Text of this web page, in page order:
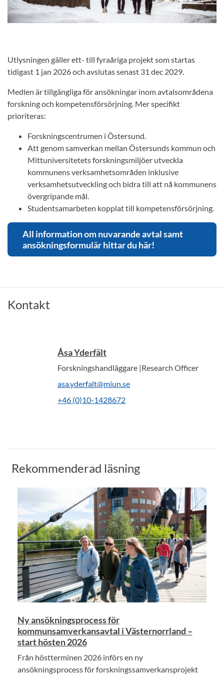
Utlysningen gäller ett- till fyraåriga projekt som startas
tidigast 1 jan 2026 och avslutas senast 31 dec 2029.
Medlen är tillgängliga för ansökningar inom avtalsområdena
forskning och kompetensförsörjning. Mer specifikt
prioriteras:
Forskningscentrumen i Östersund.
Att genom samverkan mellan Östersunds kommun och
Mittuniversitetets forskningsmiljöer utveckla
kommunens verksamhetsområden inklusive
verksamhetsutveckling och bidra till att nå kommunens
övergripande mål.
Studentsamarbeten kopplat till kompetensförsörjning.
All information om nuvarande avtal samt
ansökningsformulär hittar du här!
Kontakt
Åsa Yderfält
Forskningshandläggare |Research Officer
asa.yderfalt@miun.se
+46 (0)10-1428672
Rekommenderad läsning
Ny ansökningsprocess för
kommunsamverkansavtal i Västernorrland –
start hösten 2026
Från höstterminen 2026 införs en ny
ansökningsprocess för forskningssamverkansprojekt